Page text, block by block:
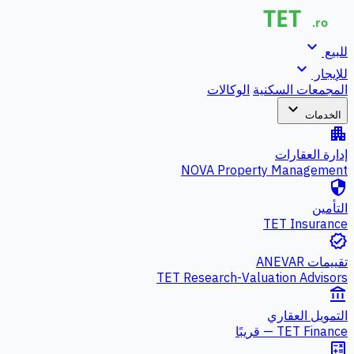
للبيع expand_more
للإيجار expand_more
المجمعات السكنية الوكالات
الخدمات expand_more
apartment
إدارة العقارات
NOVA Property Management
security
التأمين
TET Insurance
verified
تقييمات ANEVAR
TET Research-Valuation Advisors
account_balance
التمويل العقاري
TET Finance — قريبًا
calculate